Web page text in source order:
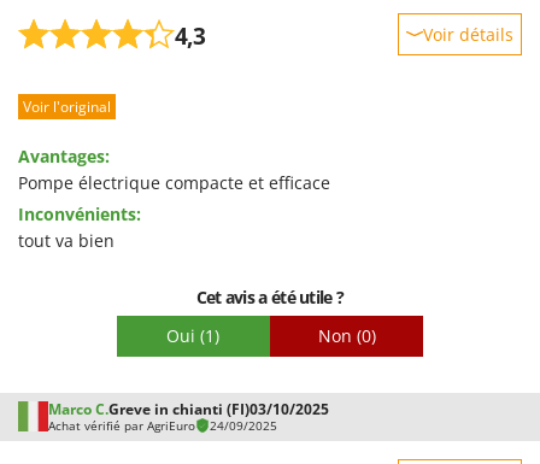
4,3 Voir détails
Prestations
Qualité / Prix
Facilité de montage
Emballage
Voir l'original
Avantages:
Pompe électrique compacte et efficace
Inconvénients:
tout va bien
Cet avis a été utile ?
Oui (1) Non (0)
Marco C.Greve in chianti (FI)03/10/2025
Achat vérifié par AgriEuro 24/09/2025